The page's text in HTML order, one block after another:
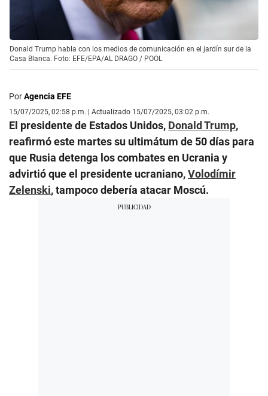
Donald Trump habla con los medios de comunicación en el jardín sur de la
Casa Blanca. Foto: EFE/EPA/AL DRAGO / POOL
PorAgencia EFE
15/07/2025, 02:58 p.m. | Actualizado 15/07/2025, 03:02 p.m.
El presidente de Estados Unidos, Donald Trump,
reafirmó este martes su ultimátum de 50 días para
que Rusia detenga los combates en Ucrania y
advirtió que el presidente ucraniano,Volodímir
Zelenski, tampoco debería atacar Moscú.